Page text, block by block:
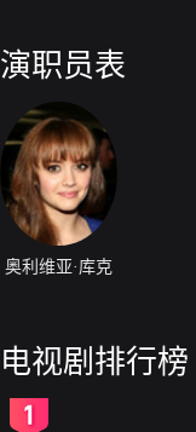
演职员表
奥利维亚·库克
电视剧排行榜